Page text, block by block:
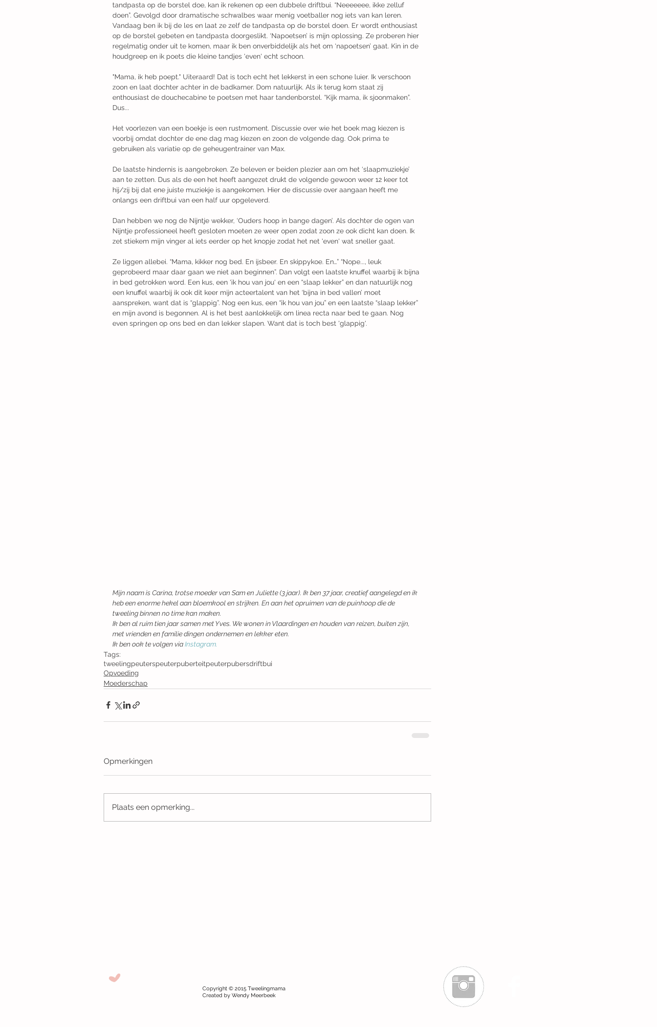
tandpasta op de borstel doe, kan ik rekenen op een dubbele driftbui. “Neeeeeee, ikke zelluf
doen”. Gevolgd door dramatische schwalbes waar menig voetballer nog iets van kan leren.
Vandaag ben ik bij de les en laat ze zelf de tandpasta op de borstel doen. Er wordt enthousiast
op de borstel gebeten en tandpasta doorgeslikt. ‘Napoetsen’ is mijn oplossing. Ze proberen hier
regelmatig onder uit te komen, maar ik ben onverbiddelijk als het om ‘napoetsen’ gaat. Kin in de
houdgreep en ik poets die kleine tandjes 'even' echt schoon. ​
"Mama, ik heb poept." Uiteraard! Dat is toch echt het lekkerst in een schone luier. Ik verschoon
zoon en laat dochter achter in de badkamer. Dom natuurlijk. Als ik terug kom staat zij
enthousiast de douchecabine te poetsen met haar tandenborstel. “Kijk mama, ik sjoonmaken”.
Dus...​
Het voorlezen van een boekje is een rustmoment. Discussie over wie het boek mag kiezen is
voorbij omdat dochter de ene dag mag kiezen en zoon de volgende dag. Ook prima te
gebruiken als variatie op de geheugentrainer van Max. ​
De laatste hindernis is aangebroken. Ze beleven er beiden plezier aan om het ‘slaapmuziekje’
aan te zetten. Dus als de een het heeft aangezet drukt de volgende gewoon weer 12 keer tot
hij/zij bij dat ene juiste muziekje is aangekomen. Hier de discussie over aangaan heeft me
onlangs een driftbui van een half uur opgeleverd.
Dan hebben we nog de Nijntje wekker, ‘Ouders hoop in bange dagen’. Als dochter de ogen van
Nijntje professioneel heeft gesloten moeten ze weer open zodat zoon ze ook dicht kan doen. Ik
zet stiekem mijn vinger al iets eerder op het knopje zodat het net 'even' wat sneller gaat. ​
Ze liggen allebei. “Mama, kikker nog bed. En ijsbeer. En skippykoe. En…” “Nope..., leuk
geprobeerd maar daar gaan we niet aan beginnen”. Dan volgt een laatste knuffel waarbij ik bijna
in bed getrokken word. Een kus, een 'ik hou van jou' en een “slaap lekker” en dan natuurlijk nog
een knuffel waarbij ik ook dit keer mijn acteertalent van het ‘bijna in bed vallen’ moet
aanspreken, want dat is “glappig”. Nog een kus, een “ik hou van jou” en een laatste “slaap lekker”
en mijn avond is begonnen. ​Al is het best aanlokkelijk om linea recta naar bed te gaan. Nog
even springen op ons bed en dan lekker slapen. Want dat is toch best 'glappig'.
Mijn naam is Carina, trotse moeder van Sam en Juliette (3 jaar). Ik ben 37 jaar, creatief aangelegd en ik
heb een enorme hekel aan bloemkool en strijken. En aan het opruimen van de puinhoop die de
tweeling binnen no time kan maken.
Ik ben al ruim tien jaar samen met Yves. We wonen in Vlaardingen en houden van reizen, buiten zijn,
met vrienden en familie dingen ondernemen en lekker eten.
Ik ben ook te volgen via Instagram.
Tags:
tweelingpeuterspeuterpuberteitpeuterpubersdriftbui
Opvoeding
Moederschap
Opmerkingen
Plaats een opmerking...
Copyright © 2015 Tweelingmama
Created by Wendy Meerbeek